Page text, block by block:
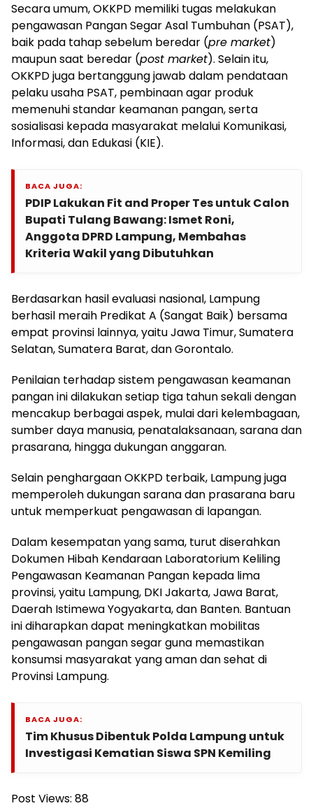
Secara umum, OKKPD memiliki tugas melakukan
pengawasan Pangan Segar Asal Tumbuhan (PSAT),
baik pada tahap sebelum beredar (pre market)
maupun saat beredar (post market). Selain itu,
OKKPD juga bertanggung jawab dalam pendataan
pelaku usaha PSAT, pembinaan agar produk
memenuhi standar keamanan pangan, serta
sosialisasi kepada masyarakat melalui Komunikasi,
Informasi, dan Edukasi (KIE).
BACA JUGA:
PDIP Lakukan Fit and Proper Tes untuk Calon
Bupati Tulang Bawang: Ismet Roni,
Anggota DPRD Lampung, Membahas
Kriteria Wakil yang Dibutuhkan
Berdasarkan hasil evaluasi nasional, Lampung
berhasil meraih Predikat A (Sangat Baik) bersama
empat provinsi lainnya, yaitu Jawa Timur, Sumatera
Selatan, Sumatera Barat, dan Gorontalo.
Penilaian terhadap sistem pengawasan keamanan
pangan ini dilakukan setiap tiga tahun sekali dengan
mencakup berbagai aspek, mulai dari kelembagaan,
sumber daya manusia, penatalaksanaan, sarana dan
prasarana, hingga dukungan anggaran.
Selain penghargaan OKKPD terbaik, Lampung juga
memperoleh dukungan sarana dan prasarana baru
untuk memperkuat pengawasan di lapangan.
Dalam kesempatan yang sama, turut diserahkan
Dokumen Hibah Kendaraan Laboratorium Keliling
Pengawasan Keamanan Pangan kepada lima
provinsi, yaitu Lampung, DKI Jakarta, Jawa Barat,
Daerah Istimewa Yogyakarta, dan Banten. Bantuan
ini diharapkan dapat meningkatkan mobilitas
pengawasan pangan segar guna memastikan
konsumsi masyarakat yang aman dan sehat di
Provinsi Lampung.
BACA JUGA:
Tim Khusus Dibentuk Polda Lampung untuk
Investigasi Kematian Siswa SPN Kemiling
Post Views: 88